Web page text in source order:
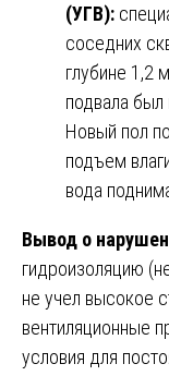
(УГВ):
соседних
глубине 1,2
подвала был
Новый пол
подъем
вода
Вывод о
гидроизоляцию
не учел высокое
вентиляционные
условия для